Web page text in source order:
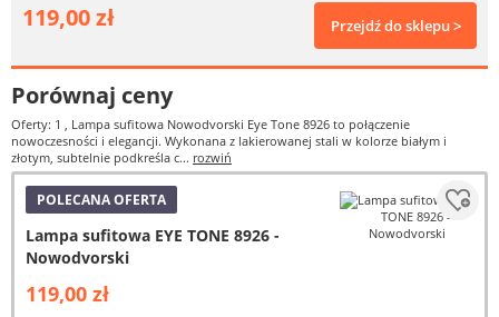
119,00 zł Przejdź do sklepu >
Porównaj ceny
Oferty: 1 , Lampa sufitowa Nowodvorski Eye Tone 8926 to połączenie
nowoczesności i elegancji. Wykonana z lakierowanej stali w kolorze białym i
złotym, subtelnie podkreśla c... rozwiń
POLECANA OFERTA
Lampa sufitowa EYE TONE 8926 -
Nowodvorski
119,00 zł